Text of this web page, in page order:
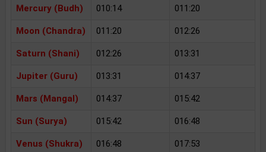
Mercury (Budh) 010:14 011:20
Moon (Chandra) 011:20 012:26
Saturn (Shani) 012:26 013:31
Jupiter (Guru) 013:31 014:37
Mars (Mangal) 014:37 015:42
Sun (Surya) 015:42 016:48
Venus (Shukra) 016:48 017:53